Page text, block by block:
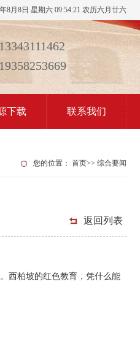
8月8日 星期六 09:54:22 农历六月廿六
13343111462
19358253669
下载 联系我们
您的位置： 首页>> 综合要闻
返回列表
西柏坡的红色教育，凭什么能